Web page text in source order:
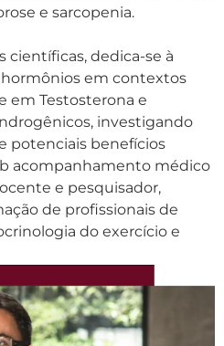
e sarcopenia.
científicas, dedica-se à
em contextos
em Testosterona e
investigando
potenciais benefícios
acompanhamento médico
e pesquisador,
de profissionais de
do exercício e